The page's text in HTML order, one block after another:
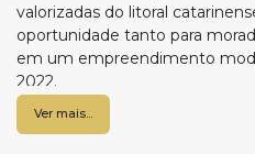
valorizadas do litoral
oportunidade tanto para
em um empreendimento
2022.
Com 63,65 m² de área
Ver mais...